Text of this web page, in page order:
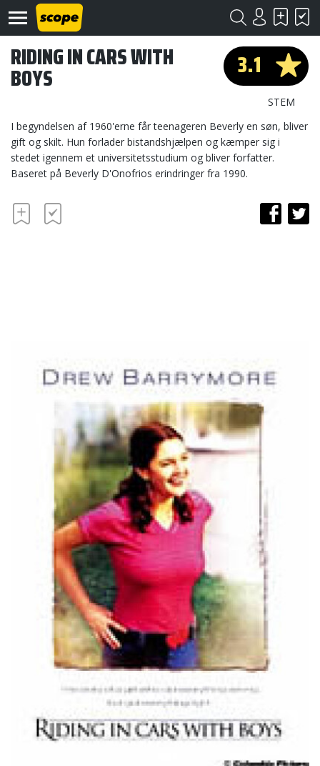
Om
Scope
3.1
STEM
RIDING IN CARS WITH
BOYS
I begyndelsen af 1960'erne får teenageren Beverly en søn, bliver
gift og skilt. Hun forlader bistandshjælpen og kæmper sig i
stedet igennem et universitetsstudium og bliver forfatter.
Baseret på Beverly D'Onofrios erindringer fra 1990.